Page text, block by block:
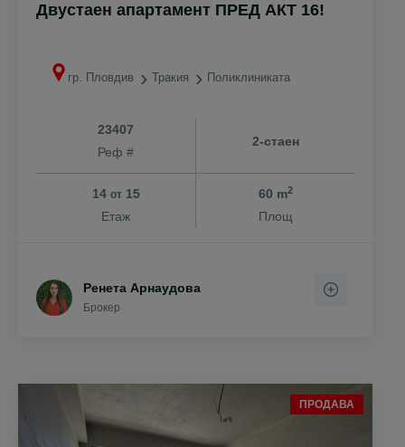
Двустаен апартамент ПРЕД АКТ 16!
гр. Пловдив Тракия Поликлиниката
23407
Реф #
2-стаен
14 от15
Етаж
60 m2
Площ
Ренета Арнаудова
Брокер
ПРОДАВА